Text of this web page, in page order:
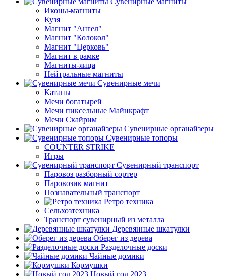
Иконы-магниты
Кузя
Магнит "Ангел"
Магнит "Колокол"
Магнит "Церковь"
Магнит в рамке
Магниты-яица
Нейтральные магниты
Сувенирные мечи
Катаны
Мечи богатырей
Мечи пиксельные Майнкрафт
Мечи Скайрим
Сувенирные органайзеры
Сувенирные топоры
COUNTER STRIKE
Игры
Сувенирный транспорт
Паровоз разборный сортер
Паровозик магнит
Познавательный транспорт
Ретро техника
Сельхозтехника
Транспорт сувенирный из металла
Деревянные шкатулки
Оберег из дерева
Разделочные доски
Чайные домики
Кормушки
Новый год 2023